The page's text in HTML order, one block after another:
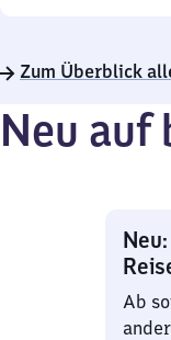
22
Zum Überblick
Neu auf
Ab